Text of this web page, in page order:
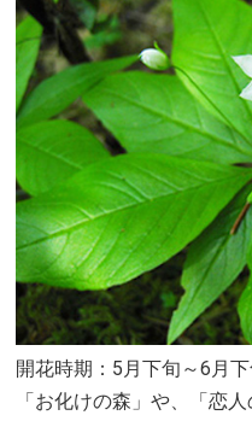
開花時期：5月下旬～6月
「お化けの森」や、「恋